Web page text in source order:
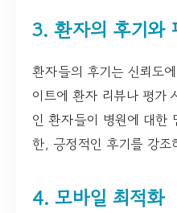
3. 환자의 후기와
환자들의 후기는 신뢰도
이트에 환자 리뷰나 평가
인 환자들이 병원에 대한
한, 긍정적인 후기를 강조
4. 모바일 최적화